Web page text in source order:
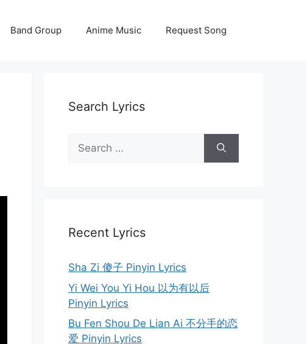
Band Group Anime Music Request Song
Search Lyrics
Search
for:
Recent Lyrics
Sha Zi 傻子 Pinyin Lyrics
Yi Wei You Yi Hou 以为有以后
Pinyin Lyrics
Bu Fen Shou De Lian Ai 不分手的恋
爱 Pinyin Lyrics